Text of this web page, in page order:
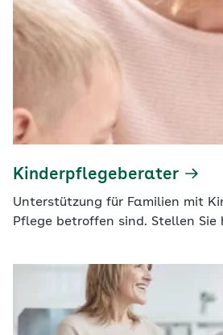
Kinderpflegeberater
Unterstützung für Familien mit
Pflege betroffen sind. Stellen Sie